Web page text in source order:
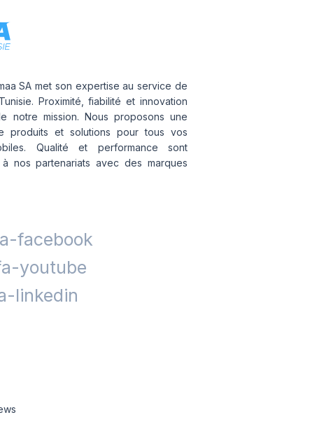
SA met son expertise au service de
Proximité, fiabilité et innovation
notre mission. Nous proposons une
produits et solutions pour tous vos
Qualité et performance sont
nos partenariats avec des marques
facebook
youtube
linkedin